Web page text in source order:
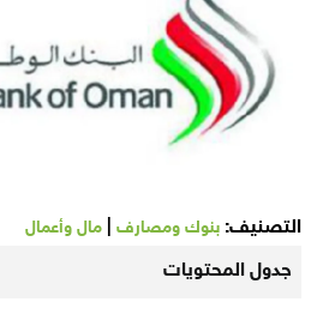
التصنيف: بنوك ومصارف| مال وأعمال
جدول المحتويات